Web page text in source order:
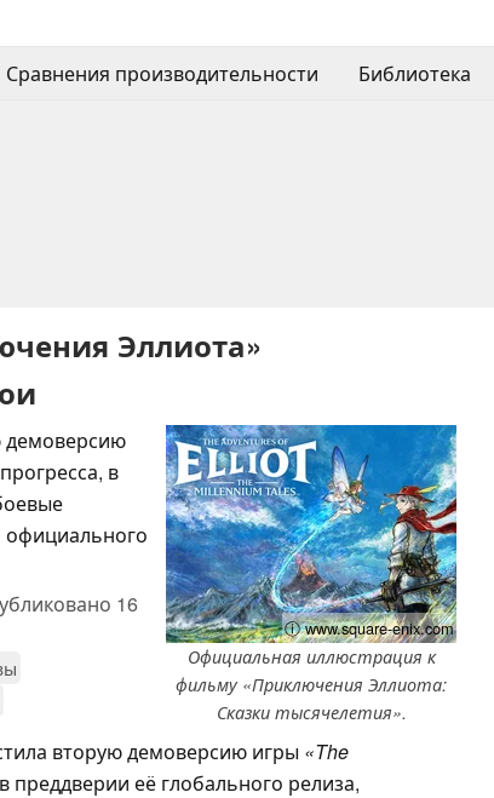
Сравнения производительности Библиотека
Эллиота»
ⓘ www.square-enix.com
Официальная иллюстрация к
фильму «Приключения Эллиота:
Сказки тысячелетия».
демоверсию
в
официального
16
вторую демоверсию игры «The
в преддверии её глобального релиза,